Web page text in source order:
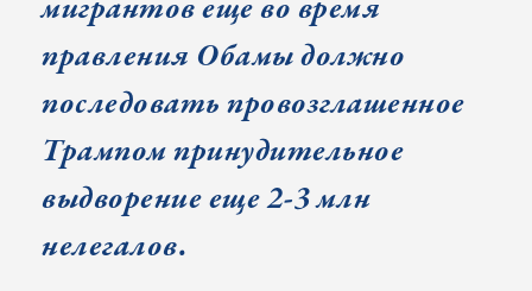
мигрантов еще во время
правления Обамы должно
последовать провозглашенное
Трампом принудительное
выдворение еще 2-3 млн
нелегалов.